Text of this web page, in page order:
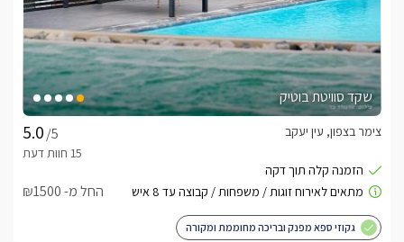
שקד סוויטת בוטיק
/5
צימר בצפון, עין יעקב
החל מ- ₪1500
גקוזי ספא מפנק ובריכה מחוממת ומקורה